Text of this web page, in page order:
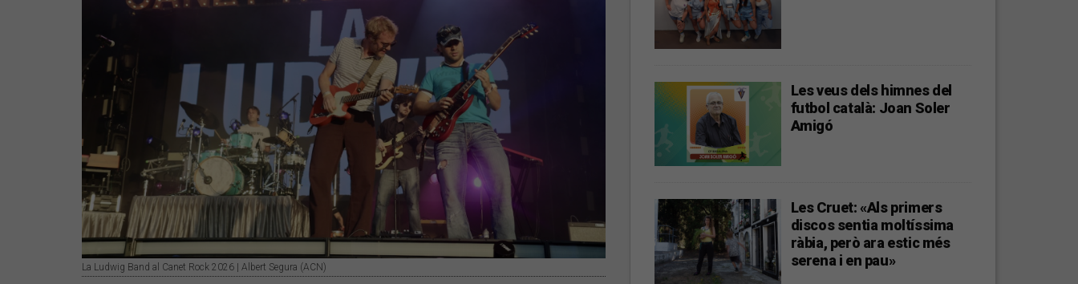
La Ludwig Band al Canet Rock 2026 | Albert Segura (ACN)
Les veus dels himnes del
futbol català: Joan Soler
Amigó
Les Cruet: «Als primers
discos sentia moltíssima
ràbia, però ara estic més
serena i en pau»